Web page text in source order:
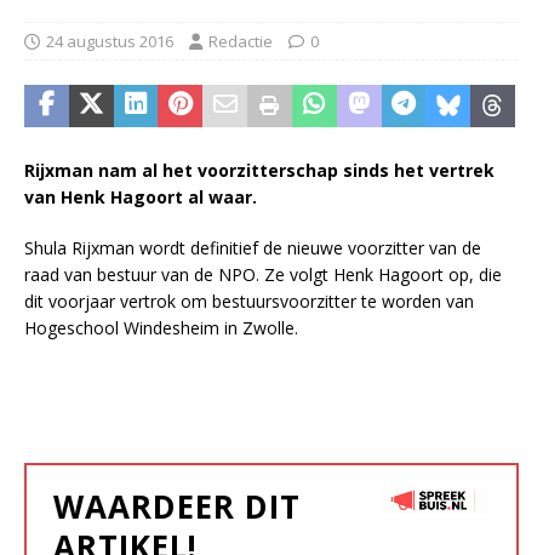
24 augustus 2016 Redactie 0
Rijxman nam al het voorzitterschap sinds het vertrek
van Henk Hagoort al waar.
Shula Rijxman wordt definitief de nieuwe voorzitter van de
raad van bestuur van de NPO. Ze volgt Henk Hagoort op, die
dit voorjaar vertrok om bestuursvoorzitter te worden van
Hogeschool Windesheim in Zwolle.
WAARDEER DIT